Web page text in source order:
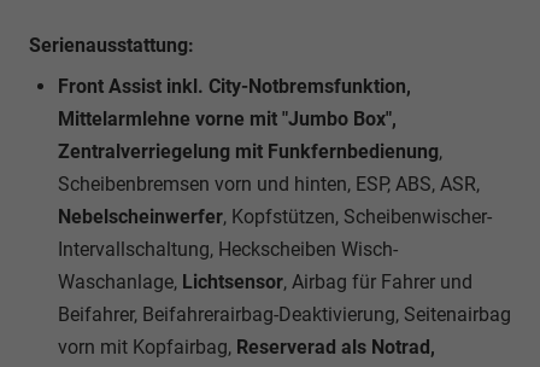
Serienausstattung:
Front Assist inkl. City-Notbremsfunktion,
Mittelarmlehne vorne mit "Jumbo Box",
Zentralverriegelung mit Funkfernbedienung,
Scheibenbremsen vorn und hinten, ESP, ABS, ASR,
Nebelscheinwerfer, Kopfstützen, Scheibenwischer-
Intervallschaltung, Heckscheiben Wisch-
Waschanlage, Lichtsensor, Airbag für Fahrer und
Beifahrer, Beifahrerairbag-Deaktivierung, Seitenairbag
vorn mit Kopfairbag, Reserverad als Notrad,